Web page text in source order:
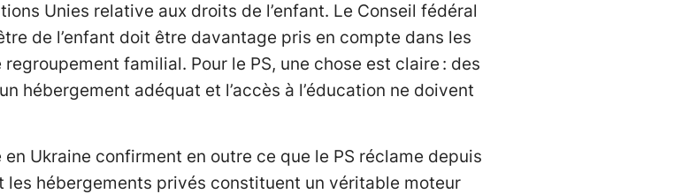
Unies relative aux droits de l’enfant. Le Conseil fédéral
de l’enfant doit être davantage pris en compte dans les
familial. Pour le PS, une chose est claire : des
hébergement adéquat et l’accès à l’éducation ne doivent
Ukraine confirment en outre ce que le PS réclame depuis
les hébergements privés constituent un véritable moteur